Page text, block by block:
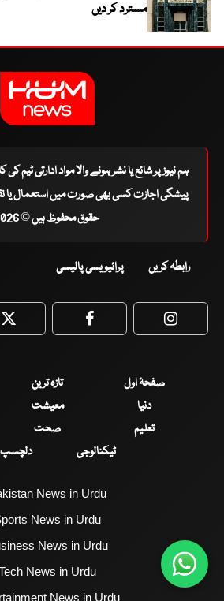
مسترد کر دیں
ہم نیوز پر شائع یا نشر ہونے والا مواد ادارتی ٹیم
پیشگی اجازت کسی بھی صورت میں استعمال یا
حقوق محفوظ ہیں © 2026
رابطہ کریں پرائیویسی پالیسی
Twitter Facebook
صفحۂ اول تازہ ترین
دنیا
معیشت
تعلیم
صحت
ٹیکنالوجی
News in Urdu
News in Urdu
News in Urdu
News in Urdu
News in Urdu